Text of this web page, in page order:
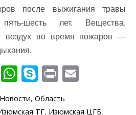
после выжигания травы
пять-шесть лет. Вещества,
воздух во время пожаров —
Vi W
at
S
k
y
Pr
t ai
Новости, Область
ТГ, Изюмская ЦГБ,